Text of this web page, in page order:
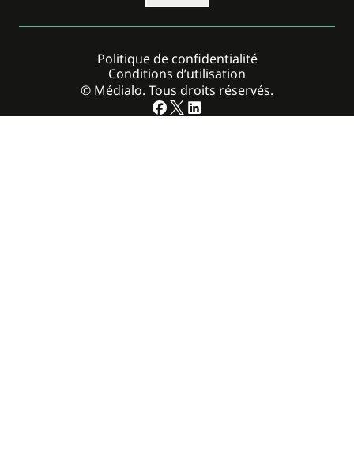
© Médialo. Tous droits réservés.
Politique de confidentialité
Conditions d’utilisation